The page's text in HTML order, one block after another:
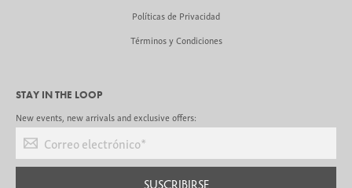
Políticas de Privacidad
Términos y Condiciones
STAY IN THE LOOP
New events, new arrivals and exclusive offers:
Correo electrónico
SUSCRIBIRSE